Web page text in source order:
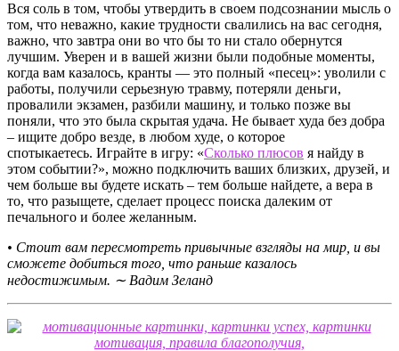
Вся соль в том, чтобы утвердить в своем подсознании мысль о
том, что неважно, какие трудности свалились на вас сегодня,
важно, что завтра они во что бы то ни стало обернутся
лучшим. Уверен и в вашей жизни были подобные моменты,
когда вам казалось, кранты — это полный «песец»: уволили с
работы, получили серьезную травму, потеряли деньги,
провалили экзамен, разбили машину, и только позже вы
поняли, что это была скрытая удача. Не бывает худа без добра
– ищите добро везде, в любом худе, о которое
спотыкаетесь. Играйте в игру: «Сколько плюсов я найду в
этом событии?», можно подключить ваших близких, друзей, и
чем больше вы будете искать – тем больше найдете, а вера в
то, что разыщете, сделает процесс поиска далеким от
печального и более желанным.
• Стоит вам пересмотреть привычные взгляды на мир, и вы
сможете добиться того, что раньше казалось
недостижимым. ∼ Вадим Зеланд